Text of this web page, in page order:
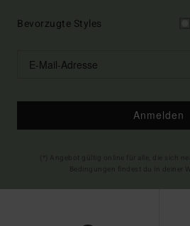
Bevorzugte Styles
Anmelden